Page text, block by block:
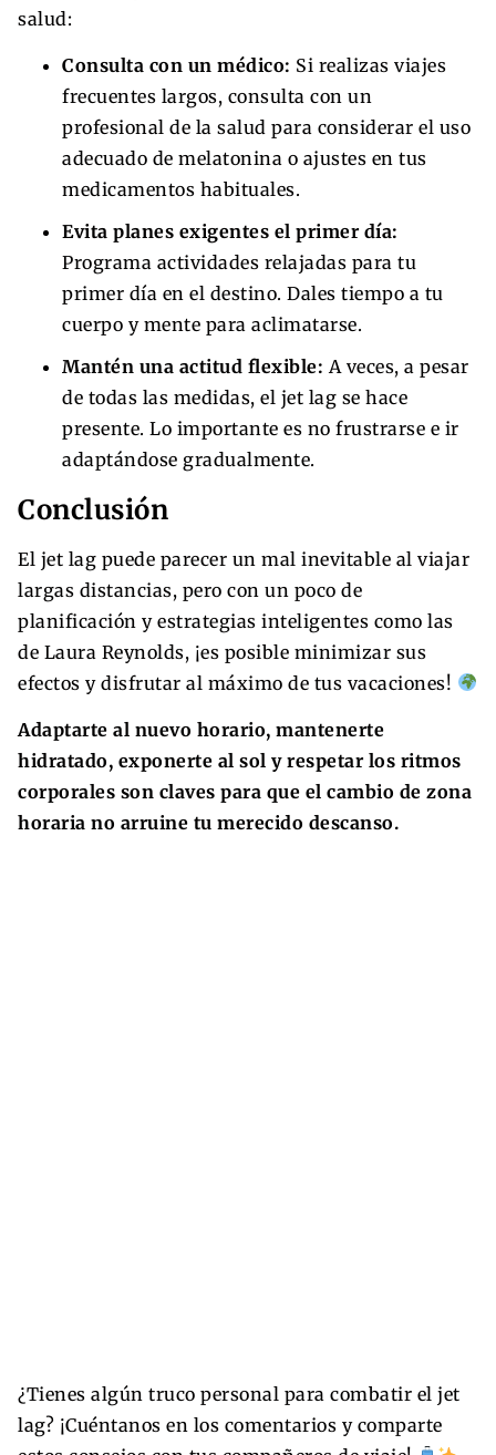
salud:
Consulta con un médico: Si realizas viajes
frecuentes largos, consulta con un
profesional de la salud para considerar el uso
adecuado de melatonina o ajustes en tus
medicamentos habituales.
Evita planes exigentes el primer día:
Programa actividades relajadas para tu
primer día en el destino. Dales tiempo a tu
cuerpo y mente para aclimatarse.
Mantén una actitud flexible: A veces, a pesar
de todas las medidas, el jet lag se hace
presente. Lo importante es no frustrarse e ir
adaptándose gradualmente.
Conclusión
El jet lag puede parecer un mal inevitable al viajar
largas distancias, pero con un poco de
planificación y estrategias inteligentes como las
de Laura Reynolds, ¡es posible minimizar sus
efectos y disfrutar al máximo de tus vacaciones!
Adaptarte al nuevo horario, mantenerte
hidratado, exponerte al sol y respetar los ritmos
corporales son claves para que el cambio de zona
horaria no arruine tu merecido descanso.
¿Tienes algún truco personal para combatir el jet
lag? ¡Cuéntanos en los comentarios y comparte